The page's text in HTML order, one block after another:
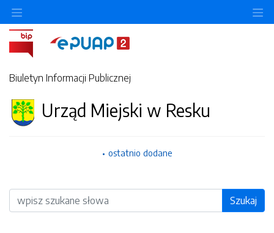
Biuletyn Informacji Publicznej
Urząd Miejski w Resku
ostatnio dodane
Wyszukiwarka Szukaj